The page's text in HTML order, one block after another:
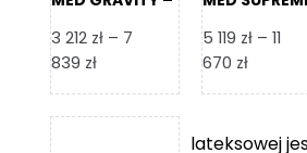
3 212 zł – 7
839 złZakres
od
5 119 zł – 11
670 złZakres
5
lateksowej